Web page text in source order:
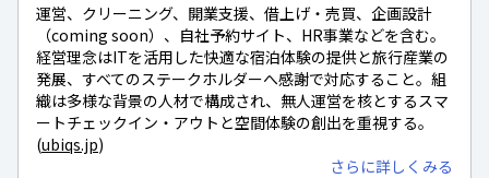
運営、クリーニング、開業支援、借上げ・売買、企画設計
（coming soon）、自社予約サイト、HR事業などを含む。
経営理念はITを活用した快適な宿泊体験の提供と旅行産業の
発展、すべてのステークホルダーへ感謝で対応すること。組
織は多様な背景の人材で構成され、無人運営を核とするスマ
ートチェックイン・アウトと空間体験の創出を重視する。
(ubiqs.jp)
さらに詳しくみる